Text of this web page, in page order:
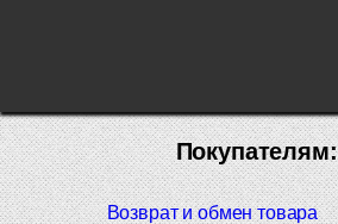
Покупателям:
Возврат и обмен товара